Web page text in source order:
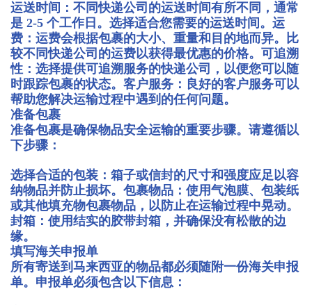
运送时间：不同快递公司的运送时间有所不同，通常
是 2-5 个工作日。选择适合您需要的运送时间。运
费：运费会根据包裹的大小、重量和目的地而异。比
较不同快递公司的运费以获得最优惠的价格。可追溯
性：选择提供可追溯服务的快递公司，以便您可以随
时跟踪包裹的状态。客户服务：良好的客户服务可以
帮助您解决运输过程中遇到的任何问题。
准备包裹
准备包裹是确保物品安全运输的重要步骤。请遵循以
下步骤：
选择合适的包装：箱子或信封的尺寸和强度应足以容
纳物品并防止损坏。包裹物品：使用气泡膜、包装纸
或其他填充物包裹物品，以防止在运输过程中晃动。
封箱：使用结实的胶带封箱，并确保没有松散的边
缘。
填写海关申报单
所有寄送到马来西亚的物品都必须随附一份海关申报
单。申报单必须包含以下信息：